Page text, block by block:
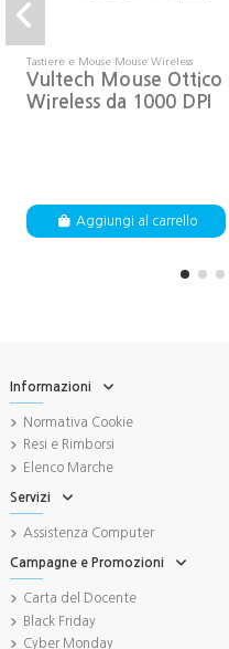
Tastiere e Mouse Mouse Wireless
Vultech Mouse Ottico
Wireless da 1000 DPI
Aggiungi al carrello
Informazioni
Normativa Cookie
Resi e Rimborsi
Elenco Marche
Servizi
Assistenza Computer
Campagne e Promozioni
Carta del Docente
Black Friday
Cyber Monday